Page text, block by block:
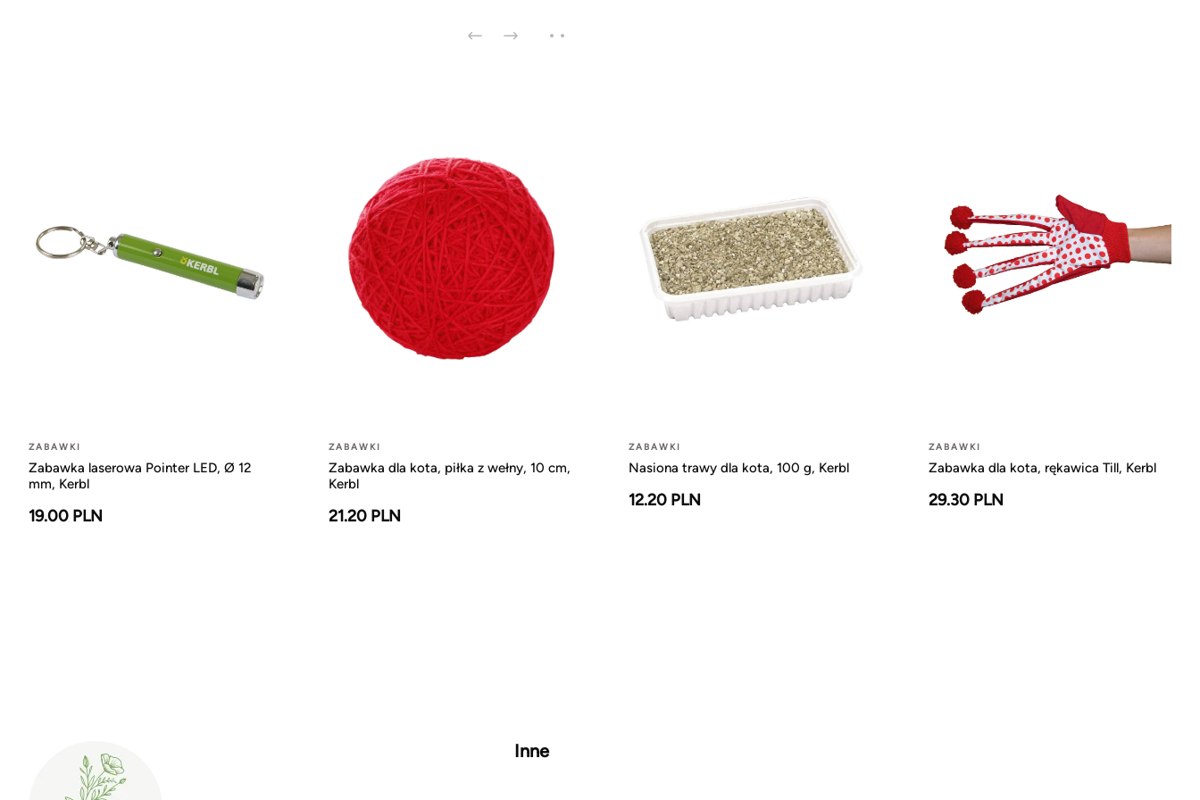
ZABAWKI
Zabawka laserowa Pointer LED, Ø 12
mm, Kerbl
19.00 PLN
ZABAWKI
Zabawka dla kota, piłka z wełny, 10 cm,
Kerbl
21.20 PLN
ZABAWKI
Nasiona trawy dla kota, 100 g, Kerbl
12.20 PLN
ZABAWKI
Zabawka dla kota, rękawica Till, Kerbl
29.30 PLN
Inne